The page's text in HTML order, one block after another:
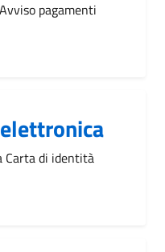
pagamenti
Carta di identità